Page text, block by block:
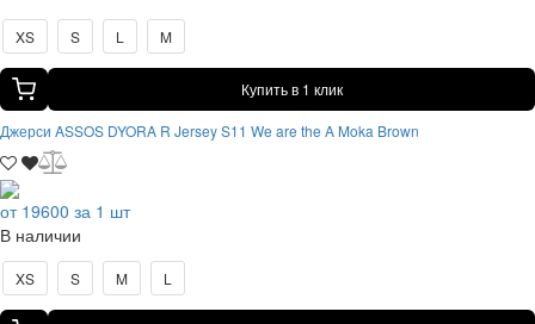
XS S L M
Купить в 1 клик
Джерси ASSOS DYORA R Jersey S11 We are the A Moka Brown
от 19600 за 1 шт
В наличии
XS S M L